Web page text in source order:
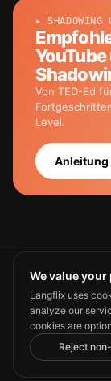
▸ SHADOWING
Von TED-Ed
Level.
Anleitung
Guide
We value
Langflix uses
analyze our
cookies are
Reject